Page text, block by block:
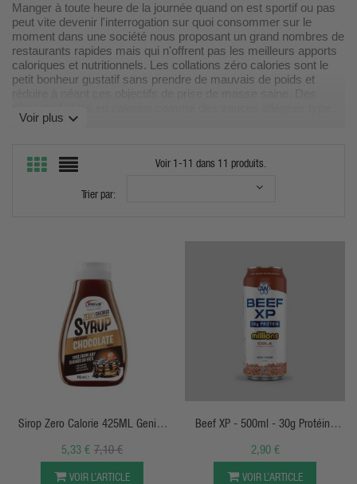
Manger à toute heure de la journée quand on est sportif ou pas
peut vite devenir l'interrogation sur quoi consommer sur le
moment dans une société nous proposant un grand nombres de
restaurants rapides mais qui n'offrent pas les meilleurs apports
caloriques et nutritionnels. Les collations zéro calories sont le
petit bonheur gustatif sans prendre de mauvais de poids et
Walden Farm ou des sirop diététiques sans calorie comme
alimentaire propose aussi de l'alimentation diététique, des pâtes
Voir plus expand_more
Voir 1-11 dans 11 produits.
Trier par:
APERÇU RAPIDE
Sirop Zero Calorie 425ML Genius
Nutrition
7,10 €
5,33 €
VOIR L’ARTICLE
Beef XP - 500ml - 30g Protéine
Clear - Applied Nutrition
2,90 €
VOIR L’ARTICLE